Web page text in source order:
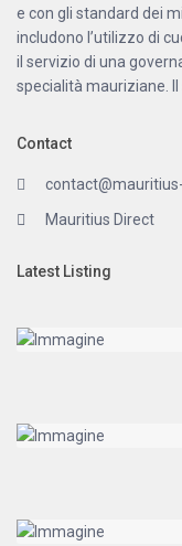
e con gli standard dei
includono l’utilizzo di
il servizio di una
specialità mauriziane.
Contact
Mauritius Direct
Latest Listing